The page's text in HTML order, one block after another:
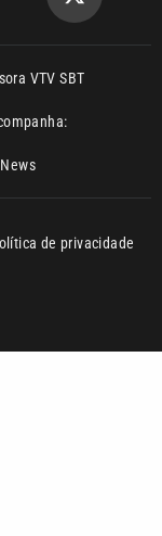
VTV SBT
de privacidade